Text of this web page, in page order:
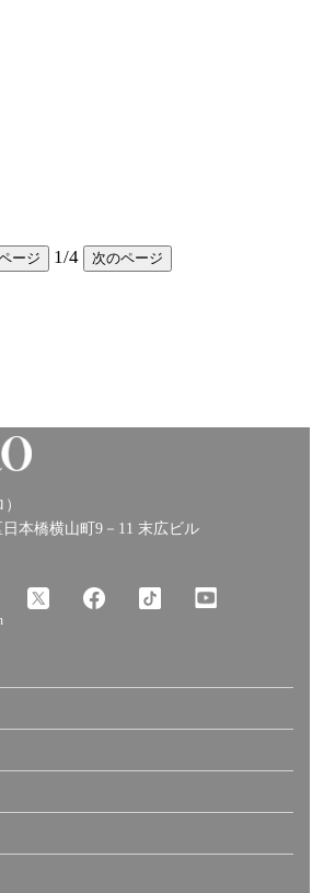
ージ 1/4 次のページ
本橋横山町9－11 末広ビル